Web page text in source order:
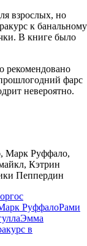
взрослых, но
к банальному
В книге было
рекомендовано
фарс
невероятно.
Марк Руффало,
Кэтрин
Пеппердин
РуффалоРами
Эмма
в